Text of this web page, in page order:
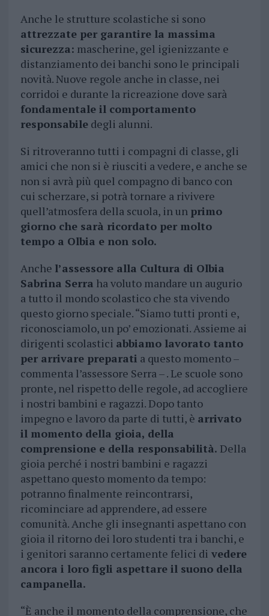
Anche le strutture scolastiche si sono
attrezzate per garantire la massima
sicurezza: mascherine, gel igienizzante e
distanziamento dei banchi sono le principali
novità. Nuove regole anche in classe, nei
corridoi e durante la ricreazione dove sarà
fondamentale il comportamento
responsabiledegli alunni.
Si ritroveranno tutti i compagni di classe, gli
amici che non si è riusciti a vedere, e anche se
non si avrà più quel compagno di banco con
cui scherzare, si potrà tornare a rivivere
quell’atmosfera della scuola, in un primo
giorno che sarà ricordato per molto
tempo a Olbia e non solo.
Anche l’assessore alla Cultura di Olbia
Sabrina Serra ha voluto mandare un augurio
a tutto il mondo scolastico che sta vivendo
questo giorno speciale. “Siamo tutti pronti e,
riconosciamolo, un po’ emozionati. Assieme ai
dirigenti scolastici abbiamo lavorato tanto
per arrivare preparati a questo momento –
commenta l’assessore Serra – . Le scuole sono
pronte, nel rispetto delle regole, ad accogliere
i nostri bambini e ragazzi. Dopo tanto
impegno e lavoro da parte di tutti, è arrivato
il momento della gioia, della
comprensione e della responsabilità. Della
gioia perché i nostri bambini e ragazzi
aspettano questo momento da tempo:
potranno finalmente reincontrarsi,
ricominciare ad apprendere, ad essere
comunità. Anche gli insegnanti aspettano con
gioia il ritorno dei loro studenti tra i banchi, e
i genitori saranno certamente felici di vedere
ancora i loro figli aspettare il suono della
campanella.
“È anche il momento della comprensione, che